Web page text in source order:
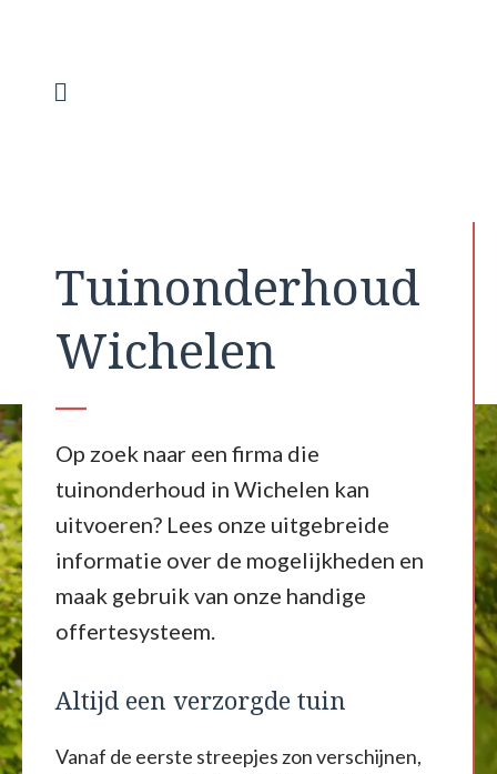
inhoud
Tuinonderhoud
Wichelen
Op zoek naar een firma die
tuinonderhoud in Wichelen kan
uitvoeren? Lees onze uitgebreide
informatie over de mogelijkheden en
maak gebruik van onze handige
offertesysteem.
Altijd een verzorgde tuin
Vanaf de eerste streepjes zon verschijnen,